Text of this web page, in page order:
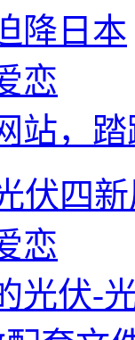
降日本
恋
站，
伏四
恋
光伏-